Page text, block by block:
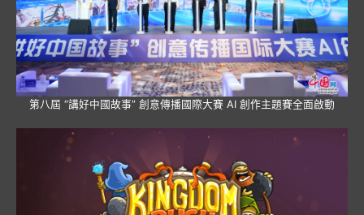
第八屆 “講好中國故事” 創意傳播國際大賽 AI 創作主題賽全面啟動